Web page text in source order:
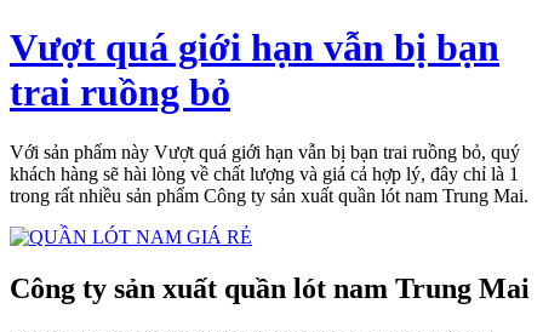
Vượt quá giới hạn vẫn bị bạn
trai ruồng bỏ
Với sản phẩm này Vượt quá giới hạn vẫn bị bạn trai ruồng bỏ, quý
khách hàng sẽ hài lòng về chất lượng và giá cả hợp lý, đây chỉ là 1
trong rất nhiều sản phẩm Công ty sản xuất quần lót nam Trung Mai.
Công ty sản xuất quần lót nam Trung Mai